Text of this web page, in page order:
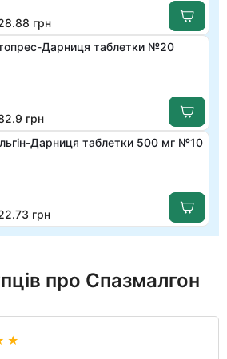
грн
Дарниця таблетки №20
грн
Дарниця таблетки 500 мг №10
грн
про Спазмалгон